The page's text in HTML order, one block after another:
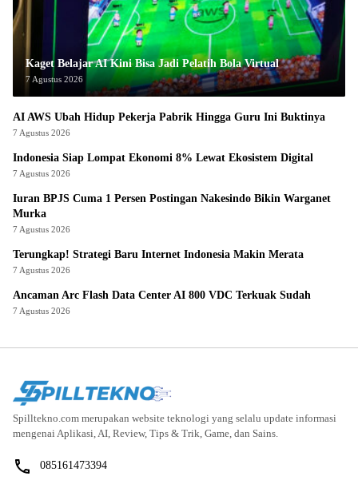
Kaget Belajar AI Kini Bisa Jadi Pelatih Bola Virtual
7 Agustus 2026
AI AWS Ubah Hidup Pekerja Pabrik Hingga Guru Ini Buktinya
7 Agustus 2026
Indonesia Siap Lompat Ekonomi 8% Lewat Ekosistem Digital
7 Agustus 2026
Iuran BPJS Cuma 1 Persen Postingan Nakesindo Bikin Warganet
Murka
7 Agustus 2026
Terungkap! Strategi Baru Internet Indonesia Makin Merata
7 Agustus 2026
Ancaman Arc Flash Data Center AI 800 VDC Terkuak Sudah
7 Agustus 2026
Spilltekno.com merupakan website teknologi yang selalu update informasi
mengenai Aplikasi, AI, Review, Tips & Trik, Game, dan Sains.
085161473394